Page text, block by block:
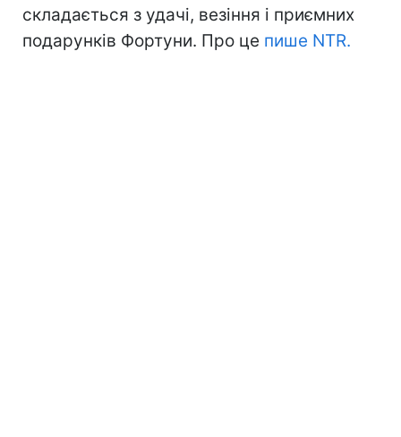
складається з удачі, везіння і приємних
подарунків Фортуни. Про це пише NTR.